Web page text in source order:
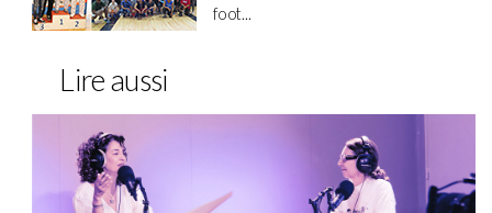
foot...
Lire aussi